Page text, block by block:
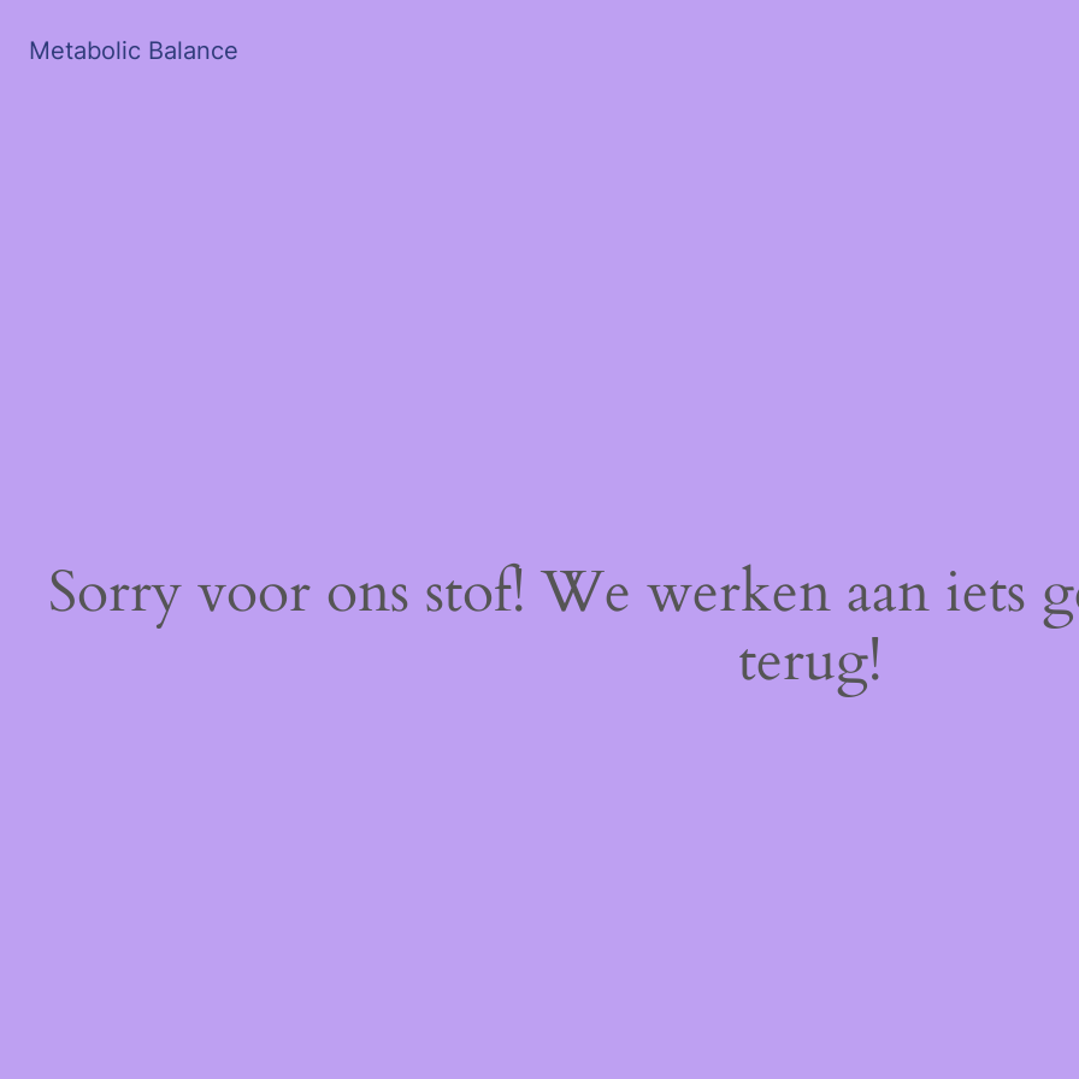
Metabolic Balance
Sorry voor ons stof! We werken aan iets
terug!